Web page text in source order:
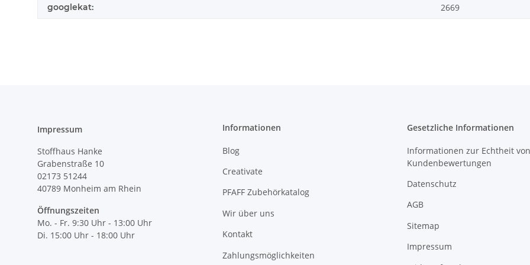
googlekat: 2669
Impressum
Stoffhaus Hanke
Grabenstraße 10
02173 51244
40789 Monheim am Rhein
Öffnungszeiten
Mo. - Fr. 9:30 Uhr - 13:00 Uhr
Di. 15:00 Uhr - 18:00 Uhr
Informationen
Blog
Creativate
PFAFF Zubehörkatalog
Wir über uns
Kontakt
Zahlungsmöglichkeiten
Gesetzliche Informationen
Informationen zur Echtheit von
Kundenbewertungen
Datenschutz
AGB
Sitemap
Impressum